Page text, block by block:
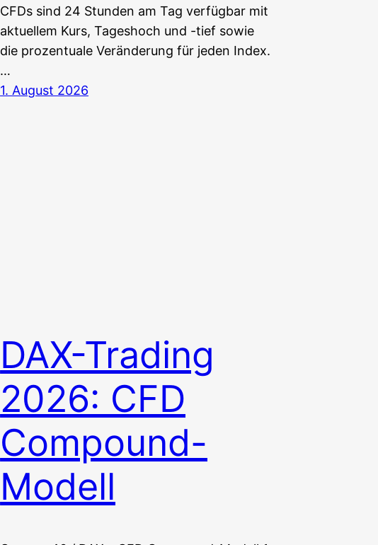
CFDs sind 24 Stun­den am Tag ver­füg­bar mit
aktu­el­lem Kurs, Tages­hoch und -tief sowie
die pro­zen­tua­le Ver­än­de­rung für jeden Index.
…
1. August 2026
DAX-Trading
2026: CFD
Compound-
Modell